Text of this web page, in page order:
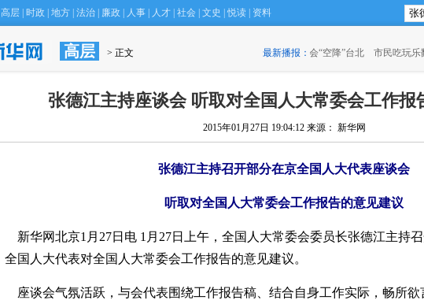
高层 时政 地方 法治 廉政 人事 人才 社会 文史 悦读 资料
高层 > 正文 最新播报：
·北京庙会“空降”台北 市民吃玩乐翻天 ·土美将联合训练
张德江主持座谈会 听取对全国人大常委会工作报
2015年01月27日 19:04:12 来源： 新华网
张德江主持召开部分在京全国人大代表座谈会
听取对全国人大常委会工作报告的意见建议
新华网北京1月27日电 1月27日上午，全国人大常委会委员长张德江主持
全国人大代表对全国人大常委会工作报告的意见建议。
座谈会气氛活跃，与会代表围绕工作报告稿、结合自身工作实际，畅所欲